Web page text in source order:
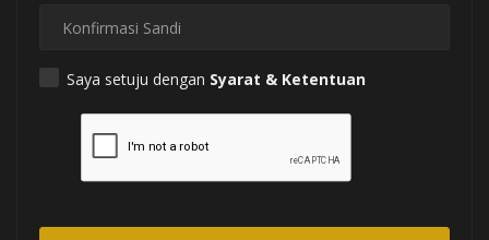
Syariah
Live Stream
Saya setuju dengan Syarat & Ketentuan